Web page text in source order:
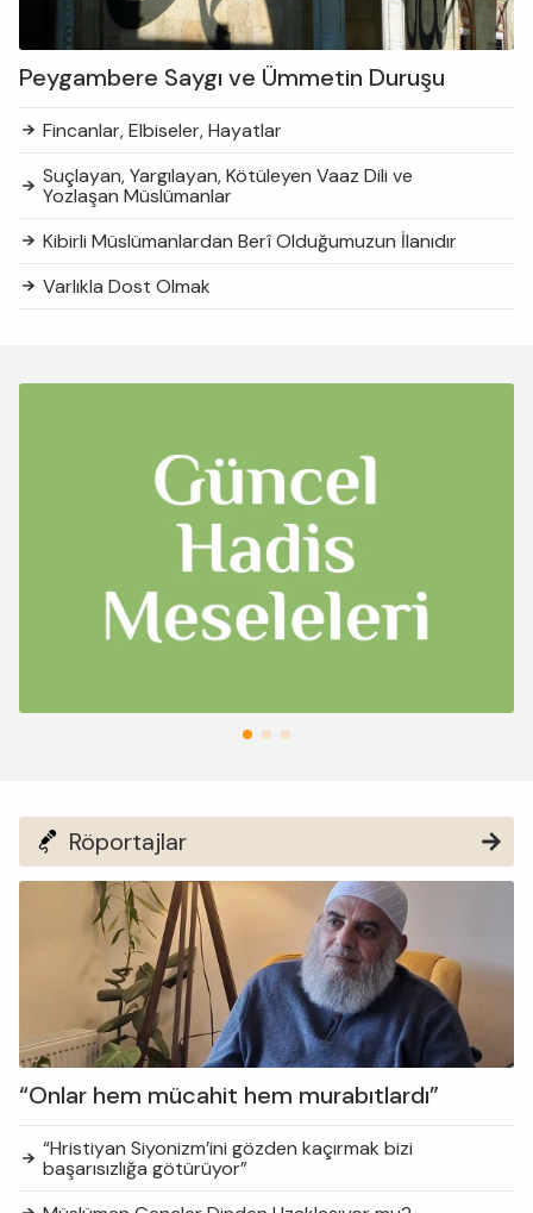
Peygambere Saygı ve Ümmetin Duruşu
Fincanlar, Elbiseler, Hayatlar
Suçlayan, Yargılayan, Kötüleyen Vaaz Dili ve
Yozlaşan Müslümanlar
Kibirli Müslümanlardan Berî Olduğumuzun İlanıdır
Varlıkla Dost Olmak
Röportajlar
“Onlar hem mücahit hem murabıtlardı”
“Hristiyan Siyonizm’ini gözden kaçırmak bizi
başarısızlığa götürüyor”